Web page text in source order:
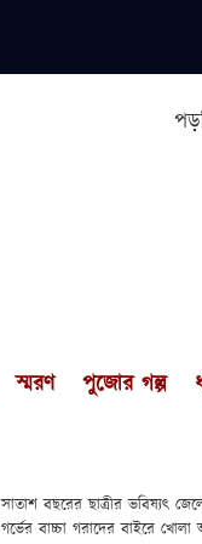
স্মরণ পুজোর গল্প
সাতাশ বছরের ছাত্রীর ভবিষ্যৎ
গর্ভের বাচ্চা গরাদের বাইরে